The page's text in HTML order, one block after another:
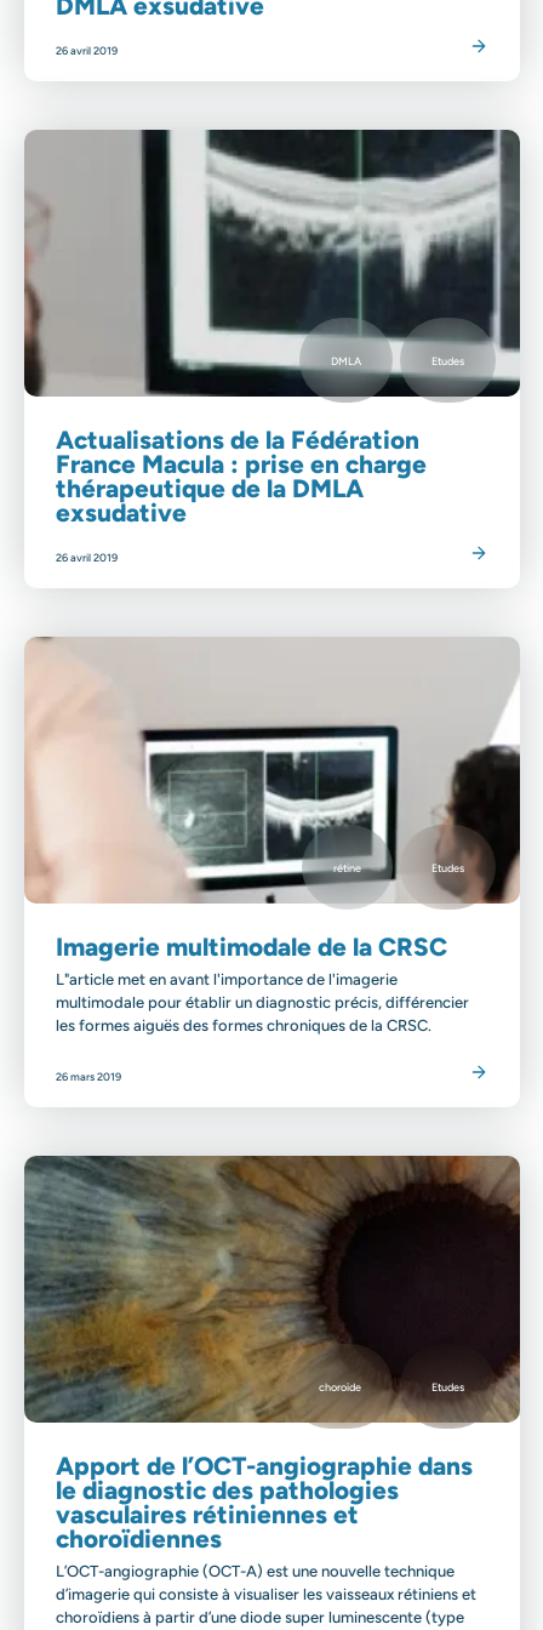
26 avril 2019
Etudes
DMLA
Actualisations de la Fédération
France Macula : prise en charge
thérapeutique de la DMLA
exsudative
26 avril 2019
Etudes
rétine
Imagerie multimodale de la CRSC
L"article met en avant l'importance de l'imagerie
multimodale pour établir un diagnostic précis, différencier
les formes aiguës des formes chroniques de la CRSC.
26 mars 2019
Etudes
choroïde
Apport de l’OCT-angiographie dans
le diagnostic des pathologies
vasculaires rétiniennes et
choroïdiennes
L’OCT-angiographie (OCT-A) est une nouvelle technique
d’imagerie qui consiste à visualiser les vaisseaux rétiniens et
choroïdiens à partir d’une diode super luminescente (type